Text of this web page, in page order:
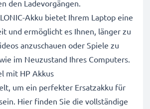
den Ladevorgängen.
Akku bietet Ihrem Laptop eine
und ermöglicht es Ihnen, länger zu
anzuschauen oder Spiele zu
im Neuzustand Ihres Computers.
mit HP Akkus
um ein perfekter Ersatzakku für
Hier finden Sie die vollständige